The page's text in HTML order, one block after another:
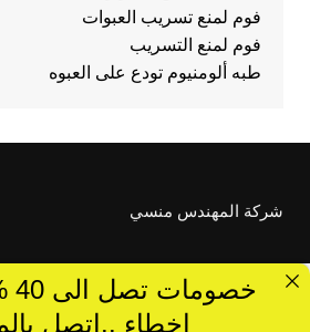
فوم لمنع تسريب العبوات
فوم لمنع التسريب
طبه ألومنيوم تودع على العبوه
شركة المهندس منسي
اخطاء ..اتصل